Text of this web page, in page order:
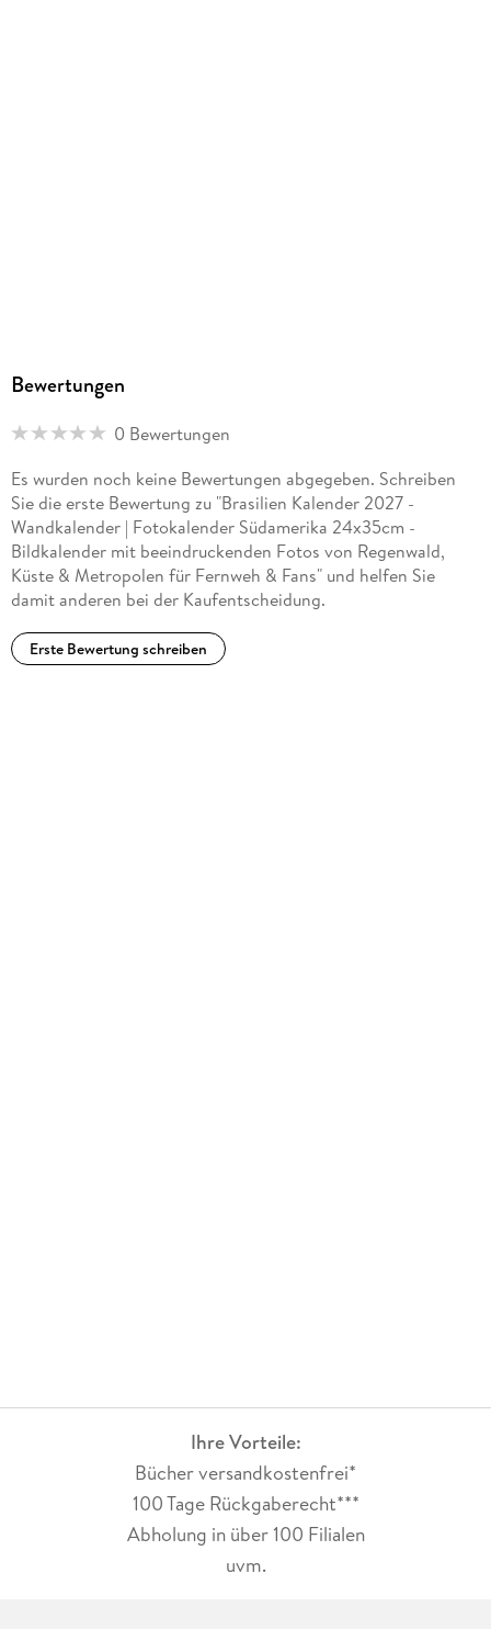
Bewertungen
0 Bewertungen
Es wurden noch keine Bewertungen abgegeben. Schreiben
Sie die erste Bewertung zu "Brasilien Kalender 2027 -
Wandkalender | Fotokalender Südamerika 24x35cm -
Bildkalender mit beeindruckenden Fotos von Regenwald,
Küste & Metropolen für Fernweh & Fans" und helfen Sie
damit anderen bei der Kaufentscheidung.
Erste Bewertung schreiben
Ihre Vorteile:
Bücher versandkostenfrei*
100 Tage Rückgaberecht***
Abholung in über 100 Filialen
uvm.